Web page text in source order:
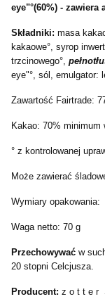
eye"°(60%) -
Składniki: masa
kakaowe°, syrop
trzcinowego°,
eye"°, sól, emulgator:
Zawartość Fairtrade:
Kakao: 70% minimum
° z kontrolowanej
Może zawierać
Wymiary
Waga netto: 70 g
Przechowywać w
20 stopni Celcjusza.
Producent: z o t t e r